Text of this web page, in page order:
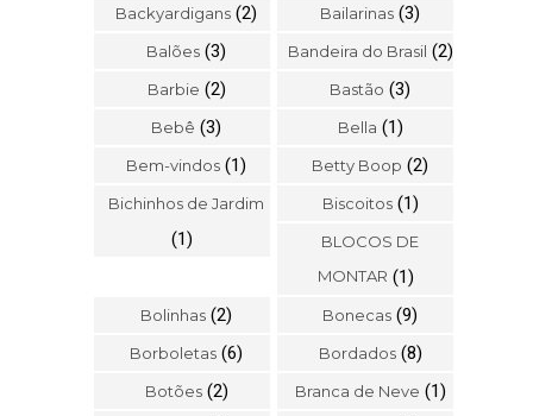
Backyardigans (2) Bailarinas (3)
Balões (3) Bandeira do Brasil (2)
Barbie (2) Bastão (3)
Bebê (3) Bella (1)
Bem-vindos (1) Betty Boop (2)
Bichinhos de Jardim
(1)
Biscoitos (1)
BLOCOS DE
MONTAR (1)
Bolinhas (2) Bonecas (9)
Borboletas (6) Bordados (8)
Botões (2) Branca de Neve (1)